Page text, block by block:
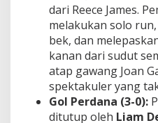
dari Reece James.
melakukan solo
bek, dan
kanan dari sudut
atap gawang Joan
spektakuler yang
Gol Perdana (3-0):
ditutup oleh Liam